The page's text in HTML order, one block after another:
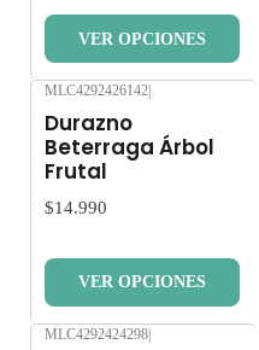
VER OPCIONES
MLC4292426142
Durazno
Beterraga Árbol
Frutal
$14.990
VER OPCIONES
MLC4292424298|